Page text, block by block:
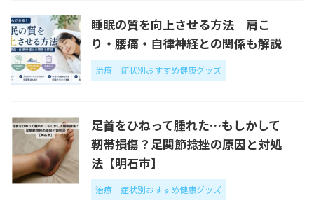
睡眠の質を向上させる方法｜肩こ
り・腰痛・自律神経との関係も解説
治療 症状別おすすめ健康グッズ
足首をひねって腫れた…もしかして
靭帯損傷？足関節捻挫の原因と対処
法【明石市】
治療 症状別おすすめ健康グッズ